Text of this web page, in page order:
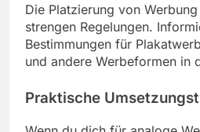
Die Platzierung von
strengen Regelungen.
Bestimmungen für
und andere Werbeformen in
Praktische